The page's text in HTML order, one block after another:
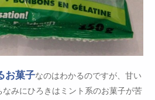
お菓子なのはわかるのですが、甘い
みにひろきはミント系のお菓子が苦